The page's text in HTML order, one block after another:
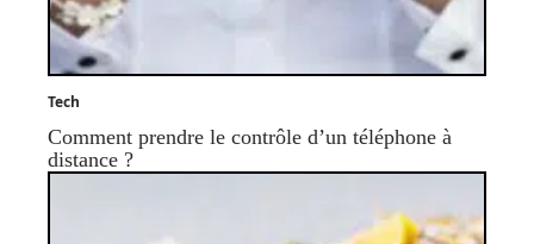
Tech
Comment prendre le contrôle d’un téléphone à
distance ?